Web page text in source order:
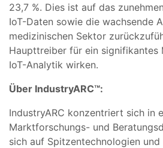
23,7 %. Dies ist auf das
IoT-Daten sowie die wachsende
medizinischen Sektor
Haupttreiber für ein signifikantes
IoT-Analytik wirken.
Über IndustryARC™:
IndustryARC konzentriert sich in
Marktforschungs- und
sich auf Spitzentechnologien und